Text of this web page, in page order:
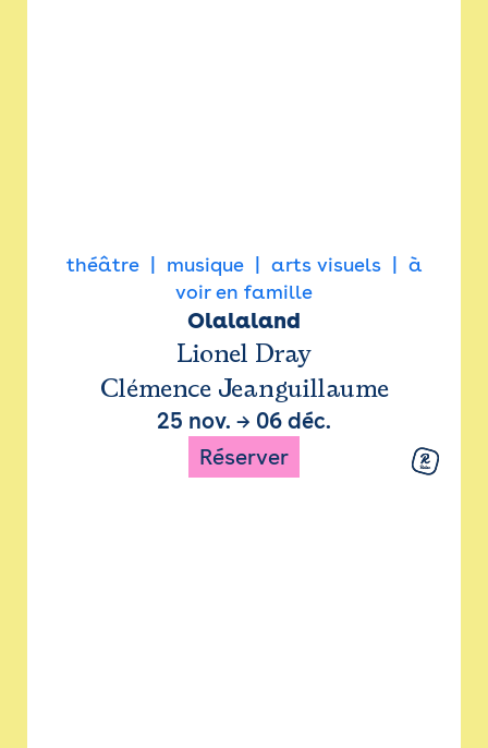
théâtre musique arts visuels
à
voir en famille
Olalaland
Lionel Dray
Clémence Jeanguillaume
25 nov. → 06 déc.
Réserver